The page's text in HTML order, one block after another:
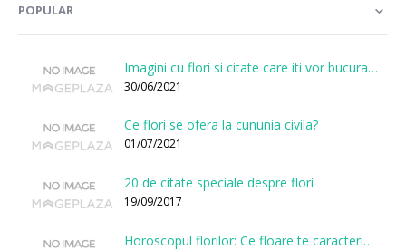
POPULAR
Imagini cu flori si citate care iti vor bucura sufletul
30/06/2021
Ce flori se ofera la cununia civila?
01/07/2021
20 de citate speciale despre flori
19/09/2017
Horoscopul florilor: Ce floare te caracterizeaza in functie de ziua nasterii?